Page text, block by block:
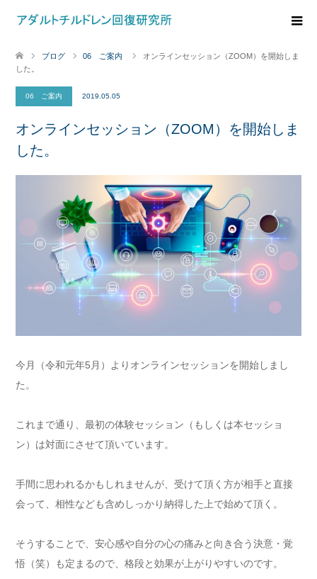
ブログ 06 ご案内
オンラインセッション（ZOOM）を開始しま
した。
06 ご案内 2019.05.05
オンラインセッション（ZOOM）を開始しま
した。
今月（令和元年5月）よりオンラインセッションを開始しまし
た。
これまで通り、最初の体験セッション（もしくは本セッショ
ン）は対面にさせて頂いています。
手間に思われるかもしれませんが、受けて頂く方が相手と直接
会って、相性なども含めしっかり納得した上で始めて頂く。
そうすることで、安心感や自分の心の痛みと向き合う決意・覚
悟（笑）も定まるので、格段と効果が上がりやすいのです。